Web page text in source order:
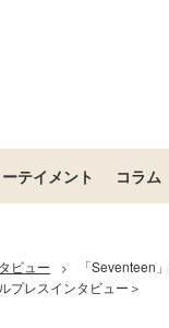
テイメント コラム
ビュー >
「Seventeen
プレスインタビュー＞